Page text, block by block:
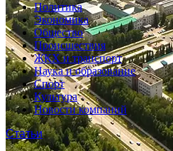
Политика
Экономика
Общество
Происшествия
ЖКХ и транспорт
Наука и образование
Спорт
Культура
Новости компаний
Статьи